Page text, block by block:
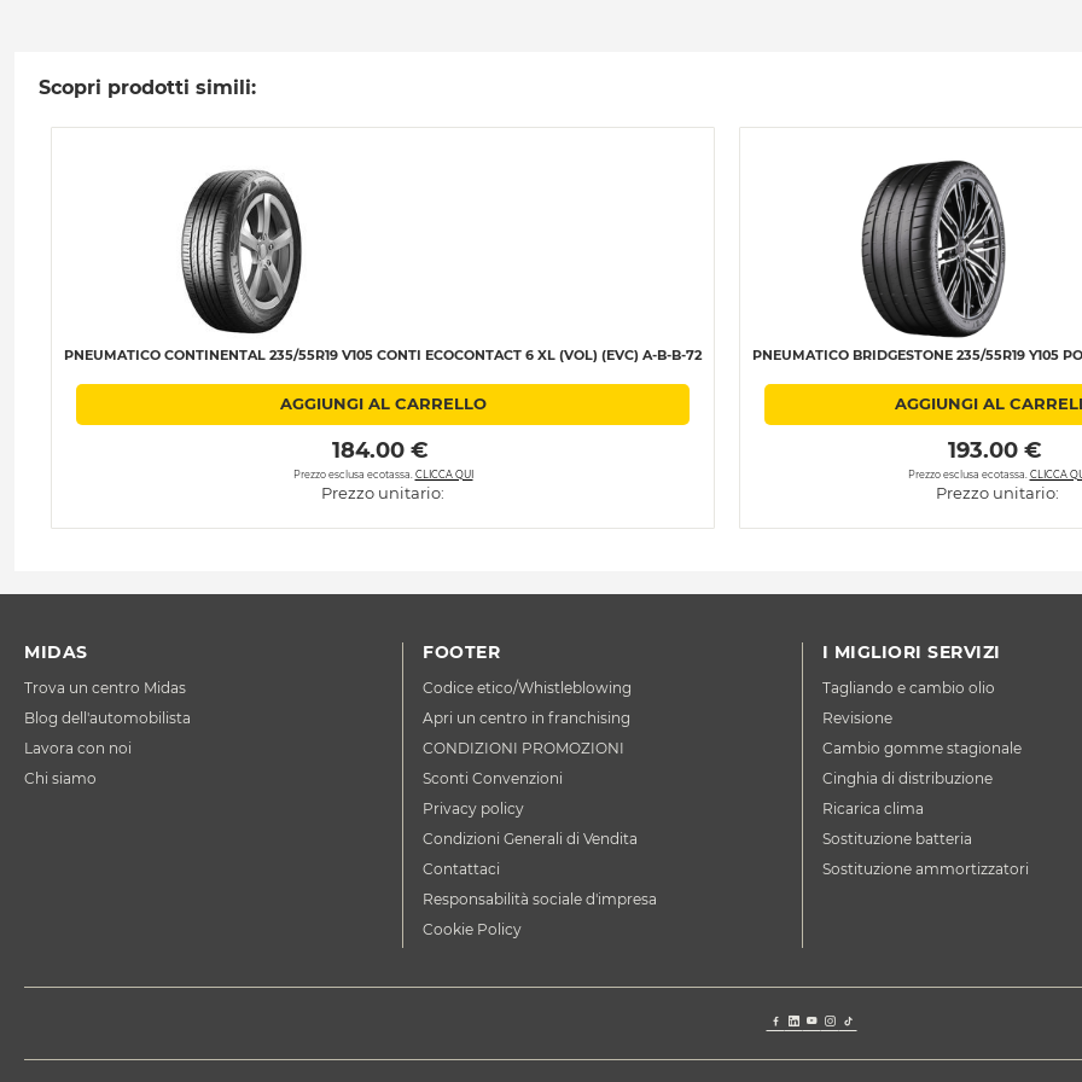
Scopri prodotti simili:
PNEUMATICO CONTINENTAL 235/55R19 V105 CONTI ECOCONTACT 6 XL (VOL) (EVC) A-B-B-72
AGGIUNGI AL CARRELLO
184.00 €
Prezzo esclusa ecotassa. CLICCA QUI
Prezzo unitario:
PNEUMATICO BRIDGESTONE 235/55R19 Y105
AGGIUNGI AL
193.00 €
Prezzo esclusa ecotassa. CLICCA
Prezzo unitario:
MIDAS
Trova un centro Midas
Blog dell'automobilista
Lavora con noi
Chi siamo
FOOTER
Codice etico/Whistleblowing
Apri un centro in franchising
CONDIZIONI PROMOZIONI
Sconti Convenzioni
Privacy policy
Condizioni Generali di Vendita
Contattaci
Responsabilità sociale d'impresa
Cookie Policy
I MIGLIORI SERVIZI
Tagliando e cambio olio
Revisione
Cambio gomme stagionale
Cinghia di distribuzione
Ricarica clima
Sostituzione batteria
Sostituzione ammortizzatori